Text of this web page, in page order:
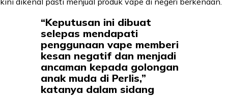
“Keputusan ini dibuat
selepas mendapati
penggunaan vape memberi
kesan negatif dan menjadi
ancaman kepada golongan
anak muda di Perlis,”
katanya dalam sidang